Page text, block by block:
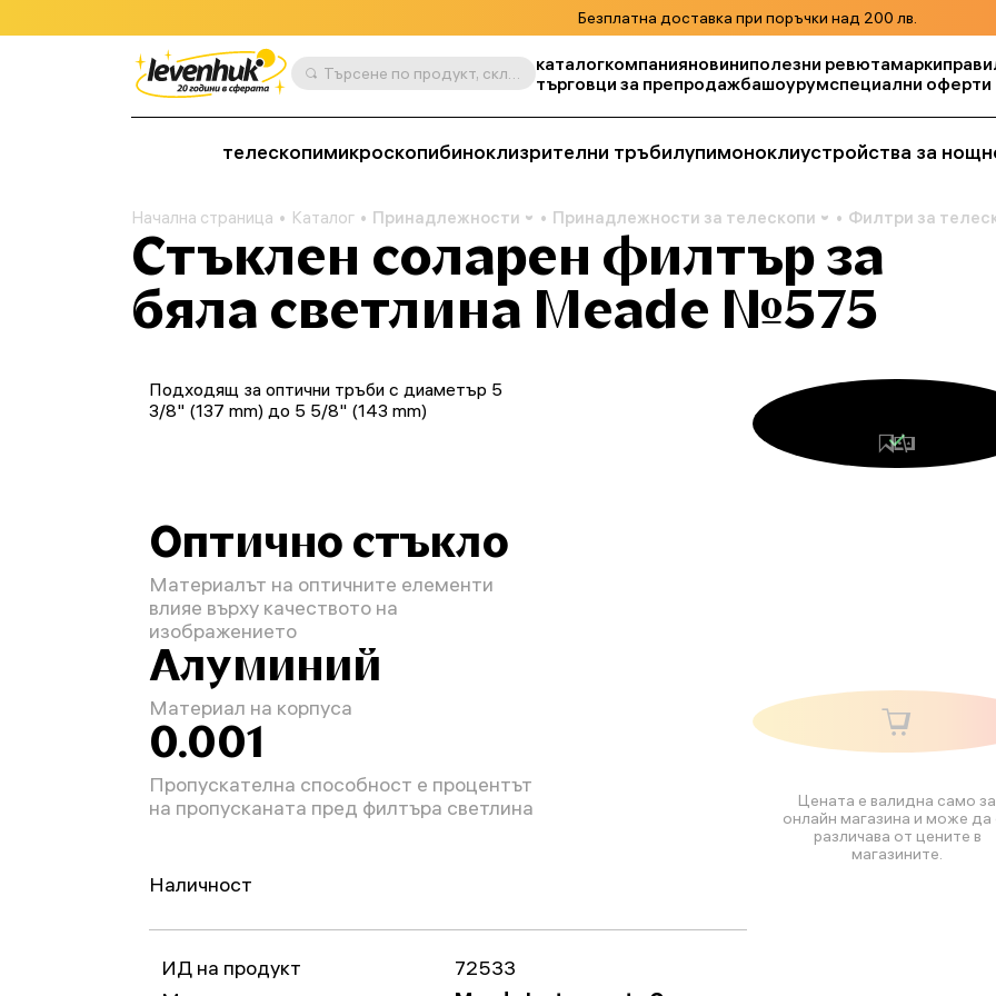
Безплатна доставка при поръчки над 200 лв.
Търсене по продукт, складова единица, категория и т.н. каталогкомпанияновиниполезни ревютамарки
търговци за препродажбашоурумспециални оферти
телескопимикроскопибиноклизрителни тръбилупимоноклиустройства за
Начална страница Каталог Принадлежности Принадлежности за телескопи Филтри за
Стъклен соларен филтър за
бяла светлина Meade №575
Цената е валидна само за
онлайн магазина и може да
различава от цените в
магазините.
Подходящ за оптични тръби с диаметър 5
3/8" (137 mm) до 5 5/8" (143 mm)
Оптично стъкло
Материалът на оптичните елементи
влияе върху качеството на
изображението
Алуминий
Материал на корпуса
0.001
Пропускателна способност е процентът
на пропусканата пред филтъра светлина
Наличност
ИД на продукт
72533